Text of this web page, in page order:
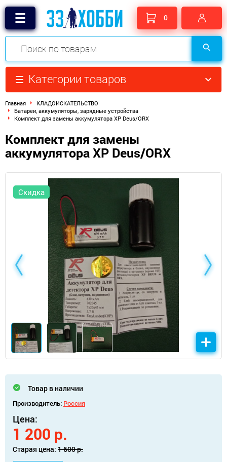
0
Категории товаров
Главная
КЛАДОИСКАТЕЛЬСТВО
Батареи, аккумуляторы, зарядные устройства
Комплект для замены аккумулятора XP Deus/ORX
Комплект для замены
аккумулятора XP Deus/ORX
Скидка
Товар в наличии
Производитель: Россия
Цена:
1 200 р.
Старая цена: 1 600 р.